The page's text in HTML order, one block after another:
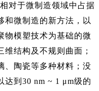
对于微制造领域中占据
和微制造的新方法，以
物模塑技术为基础的微
结构及不规则曲面；
、陶瓷等多种材料；没
达到30 nm ~ 1 μm级的